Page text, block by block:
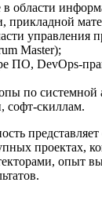
в области
прикладной
управления
Master);
ПО, DevOps-
по системной
софт-скиллам.
представляет
проектах,
опыт